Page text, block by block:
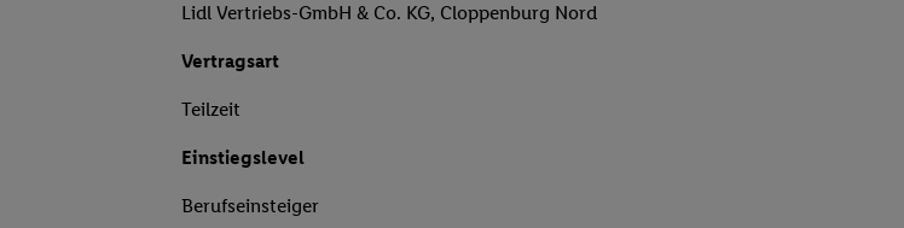
Lidl Vertriebs-GmbH & Co. KG, Cloppenburg Nord
Vertragsart
Teilzeit
Einstiegslevel
Berufseinsteiger